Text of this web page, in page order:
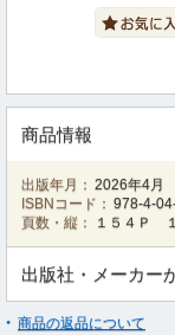
商品情報
出版年月： 2026年4月
ISBNコード： 978-4-
頁数・縦：
１５４Ｐ
出版社・メーカー
商品の返品について